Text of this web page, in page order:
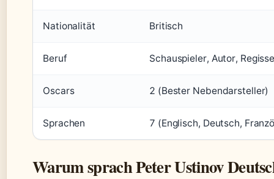
Nationalität Britisch
Beruf Schauspieler, Autor,
Oscars 2 (Bester Nebendarsteller)
Sprachen 7 (Englisch, Deutsch,
Warum sprach Peter Ustinov